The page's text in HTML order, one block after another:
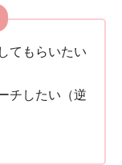
てもらいたい
チしたい（逆